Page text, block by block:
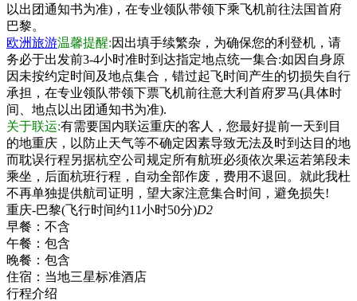
以出团通知书为准)，在专业领队带领下乘飞机前往法国首府
巴黎。
欧洲旅游温馨提醒:因出填手续繁杂，为确保您的利登机，请
务必于出发前3-4小时准时到达指定地点统一集合:如因自身原
因未按约定时间及地点集合，错过起飞时间产生的切损失自行
承担，在专业领队带领下票飞机前往意大利首府罗马(具体时
间、地点以出团通知书为准).
关于联运:有需要国内联运重庆的客人，您最好提前一天到目
的地重庆，以防止天气等不确定因素导致无法及时到达目的地
而耽误行程另据杭空公司规定所有航班必须依次果运若第段未
乘坐，后面杭班行程，自动全部作废，费用不退回。就此我杜
不再单独提供航司证明，望大家注意集合时间，避免损失!
重庆-巴黎(飞行时间约11小时50分)D2
早餐： 不含
午餐： 包含
晚餐： 包含
住宿： 当地三星标准酒店
行程介绍